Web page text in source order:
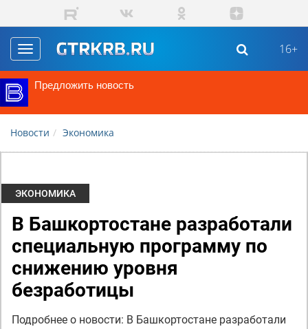
Перейти к основному содержанию
Toggle
navigation
16+
Предложить новость
Новости Экономика
ЭКОНОМИКА
В Башкортостане разработали
специальную программу по
снижению уровня
безработицы
Подробнее о новости: В Башкортостане разработали